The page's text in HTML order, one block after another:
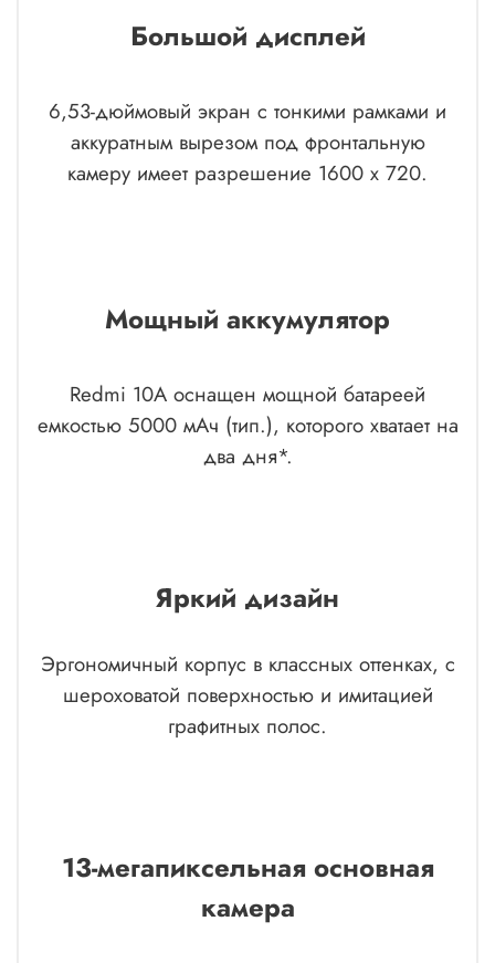
Большой дисплей
6,53-дюймовый экран с тонкими рамками и
аккуратным вырезом под фронтальную
камеру имеет разрешение 1600 x 720.
Мощный аккумулятор
Redmi 10A оснащен мощной батареей
емкостью 5000 мАч (тип.), которого хватает на
два дня*.
Яркий дизайн
Эргономичный корпус в классных оттенках, с
шероховатой поверхностью и имитацией
графитных полос.
13-мегапиксельная основная
камера